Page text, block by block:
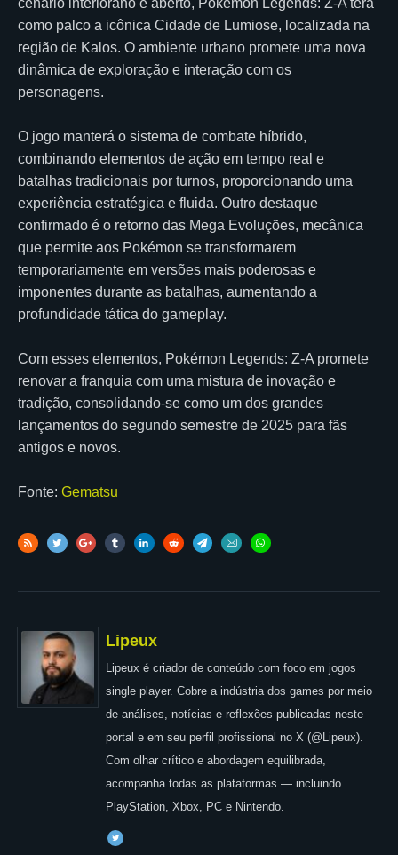
como palco a icônica Cidade de Lumiose, localizada na
região de Kalos. O ambiente urbano promete uma nova
dinâmica de exploração e interação com os
personagens.
O jogo manterá o sistema de combate híbrido,
combinando elementos de ação em tempo real e
batalhas tradicionais por turnos, proporcionando uma
experiência estratégica e fluida. Outro destaque
confirmado é o retorno das Mega Evoluções, mecânica
que permite aos Pokémon se transformarem
temporariamente em versões mais poderosas e
imponentes durante as batalhas, aumentando a
profundidade tática do gameplay.
Com esses elementos, Pokémon Legends: Z-A promete
renovar a franquia com uma mistura de inovação e
tradição, consolidando-se como um dos grandes
lançamentos do segundo semestre de 2025 para fãs
antigos e novos.
Fonte: Gematsu
Lipeux
Lipeux é criador de conteúdo com foco em jogos
single player. Cobre a indústria dos games por meio
de análises, notícias e reflexões publicadas neste
portal e em seu perfil profissional no X (@Lipeux).
Com olhar crítico e abordagem equilibrada,
acompanha todas as plataformas — incluindo
PlayStation, Xbox, PC e Nintendo.